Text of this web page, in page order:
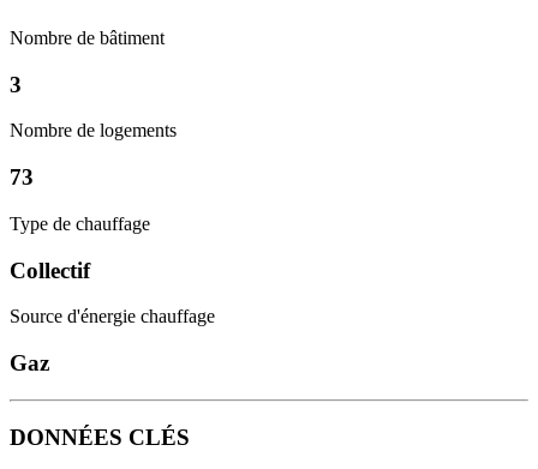
Nombre de bâtiment
3
Nombre de logements
73
Type de chauffage
Collectif
Source d'énergie chauffage
Gaz
DONNÉES CLÉS